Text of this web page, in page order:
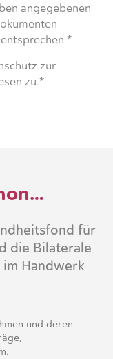
angegebenen
zur
zu.*
für
die Bilaterale
Handwerk
und deren